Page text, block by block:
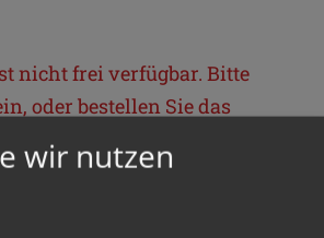
nicht frei verfügbar. Bitte
oder bestellen Sie das
wir nutzen